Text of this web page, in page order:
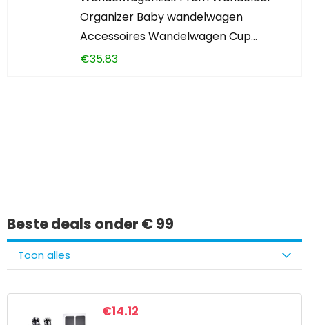
Organizer Baby wandelwagen
Accessoires Wandelwagen Cup…
€35.83
Beste deals onder € 99
Toon alles
€14.12